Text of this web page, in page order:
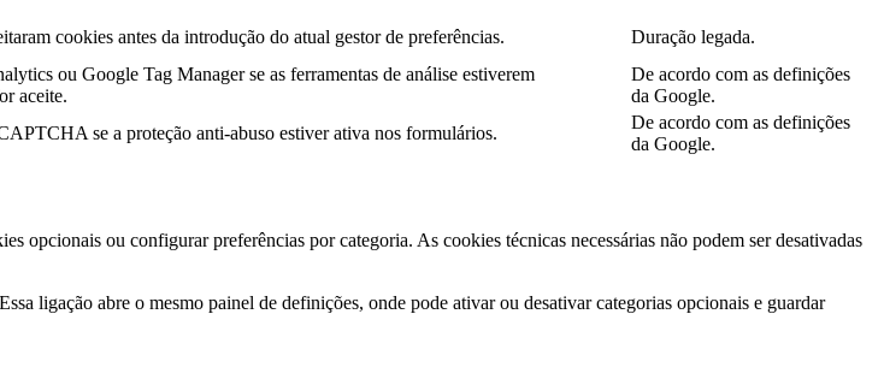
cookies antes da introdução do atual gestor de preferências. Duração legada.
ou Google Tag Manager se as ferramentas de análise estiverem
aceite.
De acordo com as definições
da Google.
se a proteção anti-abuso estiver ativa nos formulários.
De acordo com as definições
da Google.
opcionais ou configurar preferências por categoria. As cookies técnicas necessárias não podem ser desativadas
ligação abre o mesmo painel de definições, onde pode ativar ou desativar categorias opcionais e guardar